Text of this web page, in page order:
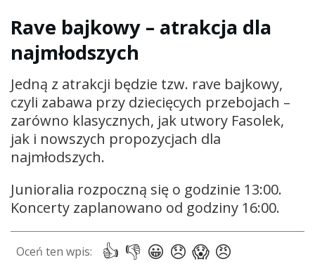
Rave bajkowy – atrakcja dla
najmłodszych
Jedną z atrakcji będzie tzw. rave bajkowy,
czyli zabawa przy dziecięcych przebojach –
zarówno klasycznych, jak utwory Fasolek,
jak i nowszych propozycjach dla
najmłodszych.
Junioralia rozpoczną się o godzinie 13:00.
Koncerty zaplanowano od godziny 16:00.